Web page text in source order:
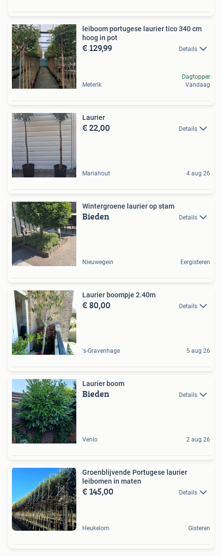
leiboom portugese laurier tico 340 cm
hoog in pot
€ 129,99 Details
Meterik
Dagtopper
Vandaag
Laurier
€ 22,00 Details
Mariahout 4 aug 26
Wintergroene laurier op stam
Bieden Details
Nieuwegein Eergisteren
Laurier boompje 2.40m
€ 80,00 Details
's-Gravenhage 5 aug 26
Laurier boom
Bieden Details
Venlo 2 aug 26
Groenblijvende Portugese laurier
leibomen in maten
€ 145,00 Details
Heukelom Gisteren